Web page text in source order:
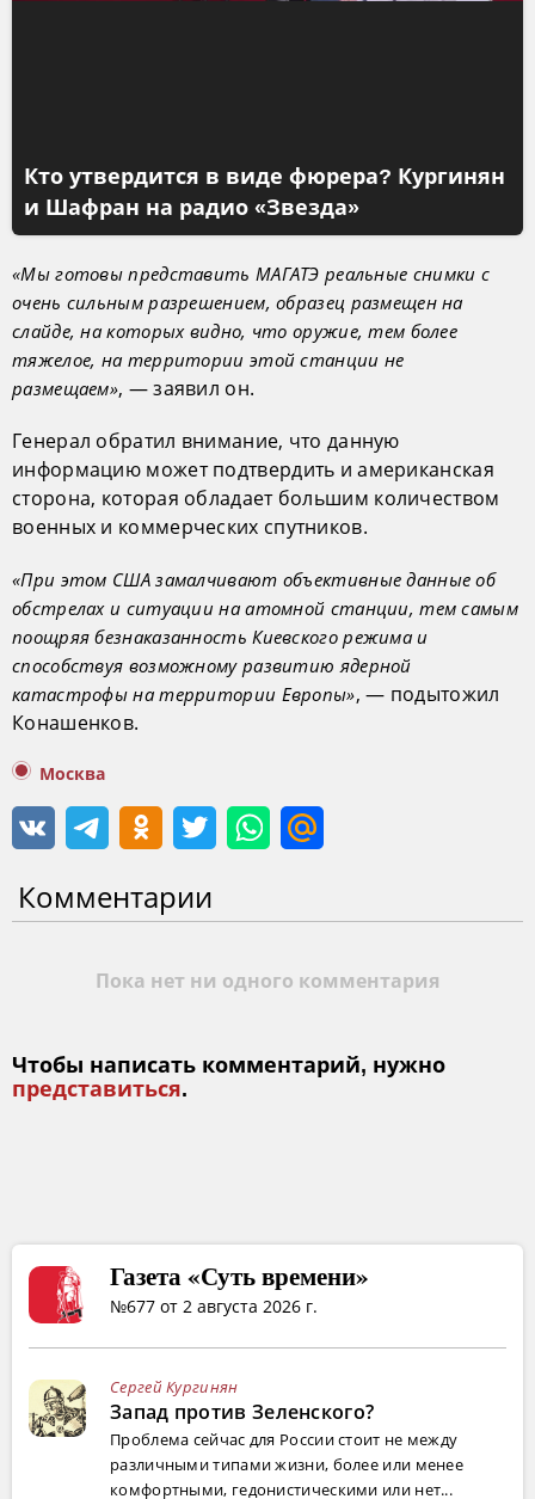
Кто утвердится в виде фюрера? Кургинян
и Шафран на радио «Звезда»
«Мы готовы представить МАГАТЭ реальные снимки с
очень сильным разрешением, образец размещен на
слайде, на которых видно, что оружие, тем более
тяжелое, на территории этой станции не
размещаем», — заявил он.
Генерал обратил внимание, что данную
информацию может подтвердить и американская
сторона, которая обладает большим количеством
военных и коммерческих спутников.
«При этом США замалчивают объективные данные об
обстрелах и ситуации на атомной станции, тем самым
поощряя безнаказанность Киевского режима и
способствуя возможному развитию ядерной
катастрофы на территории Европы», — подытожил
Конашенков.
Москва
Комментарии
Пока нет ни одного комментария
Чтобы написать комментарий, нужно
представиться.
Газета «Суть времени»
№677 от 2 августа 2026 г.
Сергей Кургинян
Запад против Зеленского?
Проблема сейчас для России стоит не между
различными типами жизни, более или менее
комфортными, гедонистическими или нет...